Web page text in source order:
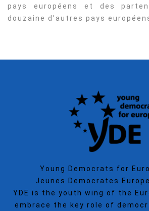
pays européens et des
douzaine d’autres pays
Young Democrats for
Jeunes Democrates
YDE is the youth wing of the
embrace the key role of